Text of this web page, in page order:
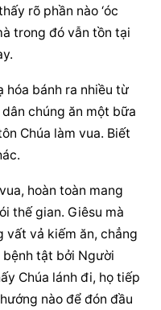
rõ phần nào ‘óc
trong đó vẫn tồn tại
hóa bánh ra nhiều từ
chúng ăn một bữa
Chúa làm vua. Biết
hoàn toàn mang
thế gian. Giêsu mà
vất vả kiếm ăn, chẳng
bệnh tật bởi Người
Chúa lánh đi, họ tiếp
nào để đón đầu